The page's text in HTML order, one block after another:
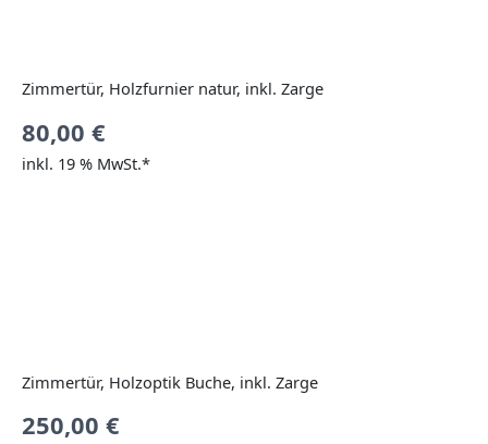
Zimmertür, Holzfurnier natur, inkl. Zarge
80,00 €
inkl. 19 % MwSt.*
Zimmertür, Holzoptik Buche, inkl. Zarge
250,00 €